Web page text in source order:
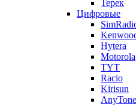
Терек
Цифровые
Hytera
Motorola
TYT
Racio
Kirisun
AnyTone